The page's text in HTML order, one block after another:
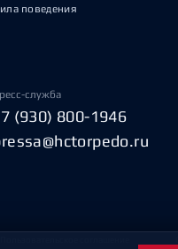
поведения
служба
(930) 800-1946